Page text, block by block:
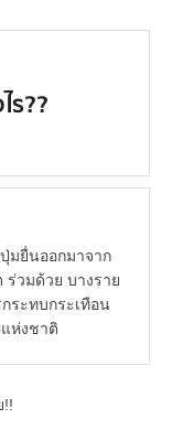
ร??
ยื่นออกมาจาก
ร่วมด้วย บางราย
ระทบกระเทือน
ห่งชาติ
!!